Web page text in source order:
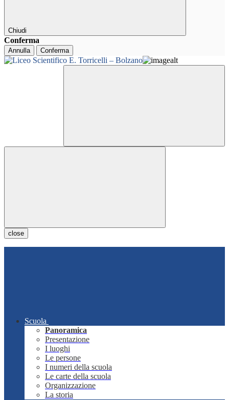
Chiudi
Conferma
Annulla Conferma
close
Scuola
Panoramica
Presentazione
I luoghi
Le persone
I numeri della scuola
Le carte della scuola
Organizzazione
La storia